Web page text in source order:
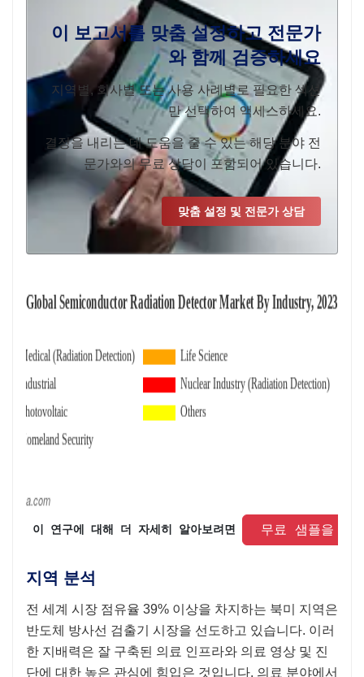
이 보고서를 맞춤 설정하고 전문가
와 함께 검증하세요
지역별, 회사별 또는 사용 사례별로 필요한 섹션
만 선택하여 액세스하세요.
결정을 내리는 데 도움을 줄 수 있는 해당 분야 전
문가와의 무료 상담이 포함되어 있습니다.
맞춤 설정 및 전문가 상담
이 연구에 대해 더 자세히 알아보려면 무료 샘플을 요
지역 분석
전 세계 시장 점유율 39% 이상을 차지하는 북미 지역은
반도체 방사선 검출기 시장을 선도하고 있습니다. 이러
한 지배력은 잘 구축된 의료 인프라와 의료 영상 및 진
단에 대한 높은 관심에 힘입은 것입니다. 의료 분야에서